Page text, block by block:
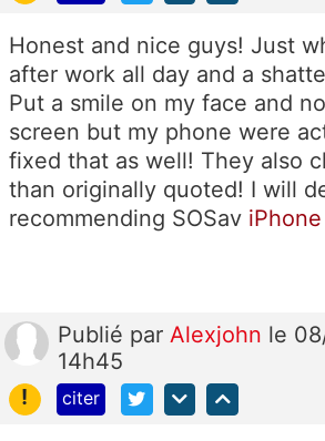
Honest and nice guys! Just
after work all day and a
Put a smile on my face and
screen but my phone were
fixed that as well! They also
than originally quoted! I will
recommending SOSav
Publié par Alexjohn le
14h45
!
citer